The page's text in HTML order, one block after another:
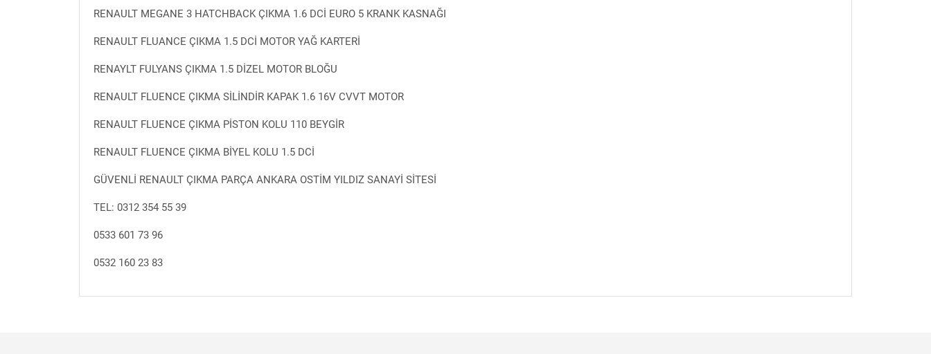
RENAULT MEGANE 3 HATCHBACK ÇIKMA 1.6 DCİ EURO 5 KRANK KASNAĞI
RENAULT FLUANCE ÇIKMA 1.5 DCİ MOTOR YAĞ KARTERİ
RENAYLT FULYANS ÇIKMA 1.5 DİZEL MOTOR BLOĞU
RENAULT FLUENCE ÇIKMA SİLİNDİR KAPAK 1.6 16V CVVT MOTOR
RENAULT FLUENCE ÇIKMA PİSTON KOLU 110 BEYGİR
RENAULT FLUENCE ÇIKMA BİYEL KOLU 1.5 DCİ
GÜVENLİ RENAULT ÇIKMA PARÇA ANKARA OSTİM YILDIZ SANAYİ SİTESİ
TEL: 0312 354 55 39
0533 601 73 96
0532 160 23 83